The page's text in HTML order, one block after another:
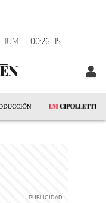
HUM 00:26 HS